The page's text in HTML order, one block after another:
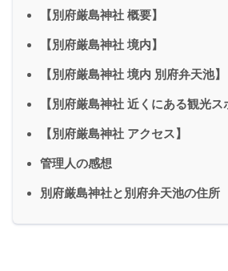
【別府厳島神社 概要】
【別府厳島神社 境内】
【別府厳島神社 境内 別府弁天池】
【別府厳島神社 近くにある観光ス
【別府厳島神社 アクセス】
管理人の感想
別府厳島神社と別府弁天池の住所